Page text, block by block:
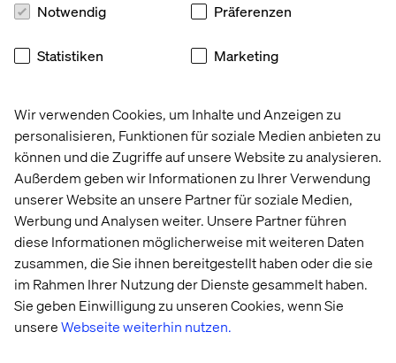
Wir verwenden Cookies, um Inhalte und Anzeigen zu
personalisieren, Funktionen für soziale Medien anbieten zu
können und die Zugriffe auf unsere Website zu analysieren.
Außerdem geben wir Informationen zu Ihrer Verwendung
unserer Website an unsere Partner für soziale Medien,
Werbung und Analysen weiter. Unsere Partner führen
diese Informationen möglicherweise mit weiteren Daten
zusammen, die Sie ihnen bereitgestellt haben oder die sie
im Rahmen Ihrer Nutzung der Dienste gesammelt haben.
Sie geben Einwilligung zu unseren Cookies, wenn Sie
unsereWebseite weiterhin nutzen.
Notwendig Präferenzen
Statistiken Marketing